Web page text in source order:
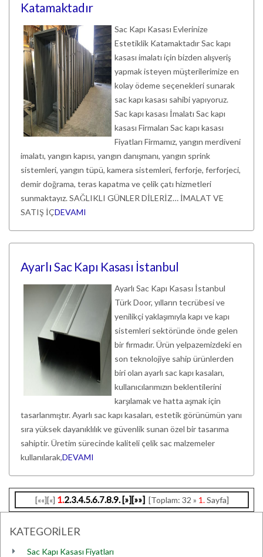
Katamaktadır
Sac Kapı Kasası Evlerinize
Estetiklik Katamaktadır Sac kapı
kasası imalatı için bizden alışveriş
yapmak isteyen müşterilerimize en
kolay ödeme seçenekleri sunarak
sac kapı kasası sahibi yapıyoruz.
Sac kapı kasası İmalatı Sac kapı
kasası Firmaları Sac kapı kasası
Fiyatları Firmamız, yangın merdiveni
imalatı, yangın kapısı, yangın danışmanı, yangın sprink
sistemleri, yangın tüpü, kamera sistemleri, ferforje, ferforjeci,
demir doğrama, teras kapatma ve çelik çatı hizmetleri
sunmaktayız. SAĞLIKLI GÜNLER DİLERİZ… İMALAT VE
SATIŞ İÇDEVAMI
Ayarlı Sac Kapı Kasası İstanbul
Ayarlı Sac Kapı Kasası İstanbul
Türk Door, yılların tecrübesi ve
yenilikçi yaklaşımıyla kapı ve kapı
sistemleri sektöründe önde gelen
bir firmadır. Ürün yelpazemizdeki en
son teknolojiye sahip ürünlerden
biri olan ayarlı sac kapı kasaları,
kullanıcılarımızın beklentilerini
karşılamak ve hatta aşmak için
tasarlanmıştır. Ayarlı sac kapı kasaları, estetik görünümün yanı
sıra yüksek dayanıklılık ve güvenlik sunan özel bir tasarıma
sahiptir. Üretim sürecinde kaliteli çelik sac malzemeler
kullanılarak,DEVAMI
[««][«] 1.2.3.4.5.6.7.8.9.[»][»»] [Toplam: 32 » 1.Sayfa]
KATEGORİLER
Sac Kapı Kasası Fiyatları